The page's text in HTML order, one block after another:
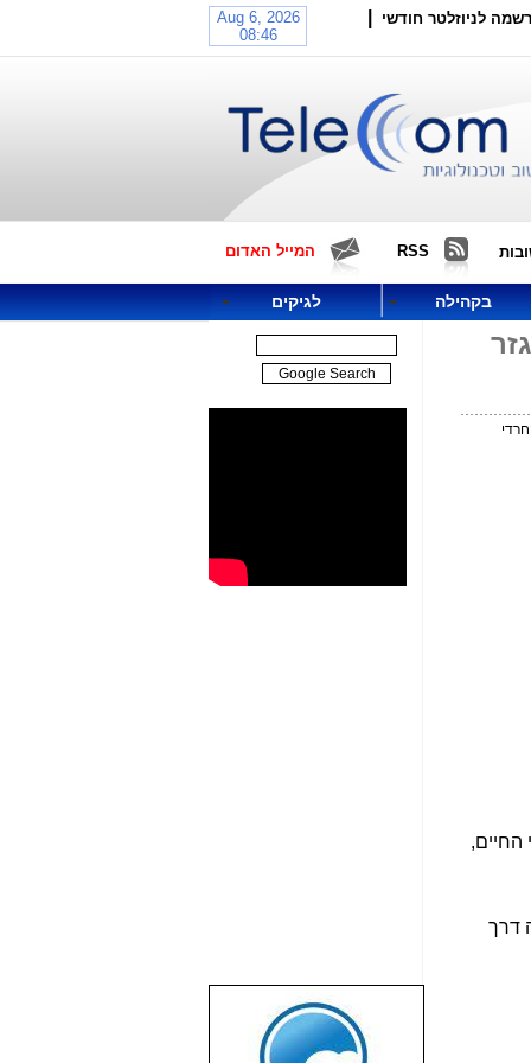
לניוזלטר חודשי
RSS המייל האדום
בקהילה לגיקים
החיים,
דרך
שבוע טוב לכל
הגולשים באשר